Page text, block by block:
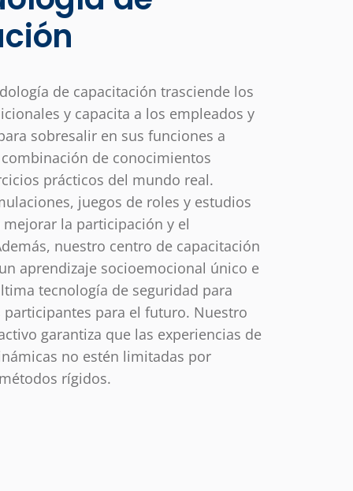
de capacitación trasciende los
y capacita a los empleados y
sobresalir en sus funciones a
de conocimientos
prácticos del mundo real.
juegos de roles y estudios
mejorar la participación y el
nuestro centro de capacitación
aprendizaje socioemocional único e
tecnología de seguridad para
participantes para el futuro. Nuestro
garantiza que las experiencias de
no estén limitadas por
rígidos.